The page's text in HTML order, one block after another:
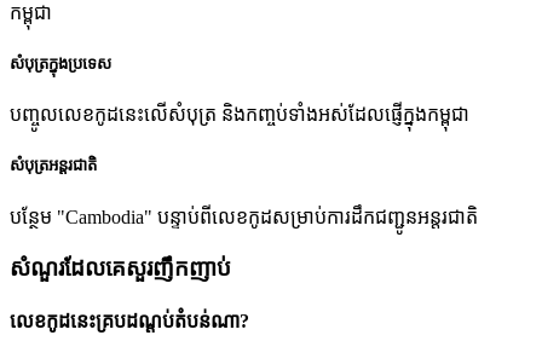
កម្ពុជា
សំបុត្រក្នុងប្រទេស
បញ្ចូលលេខកូដនេះលើសំបុត្រ និងកញ្ចប់ទាំងអស់ដែលផ្ញើក្នុងកម្ពុជា
សំបុត្រអន្តរជាតិ
បន្ថែម "Cambodia" បន្ទាប់ពីលេខកូដសម្រាប់ការដឹកជញ្ជូនអន្តរជាតិ
សំណួរដែលគេសួរញឹកញាប់
លេខកូដនេះគ្របដណ្តប់តំបន់ណា?